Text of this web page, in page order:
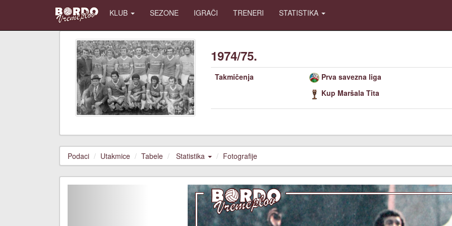
KLUB SEZONE IGRAČI TRENERI STATISTIKA
1974/75.
Takmičenja
Prva savezna liga
Kup Maršala Tita
Podaci Utakmice Tabele Statistika Fotografije